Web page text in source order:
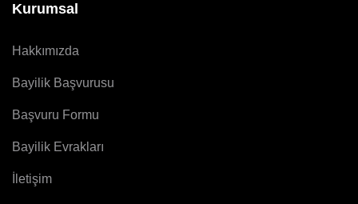
Kurumsal
Hakkımızda
Bayilik Başvurusu
Başvuru Formu
Bayilik Evrakları
İletişim